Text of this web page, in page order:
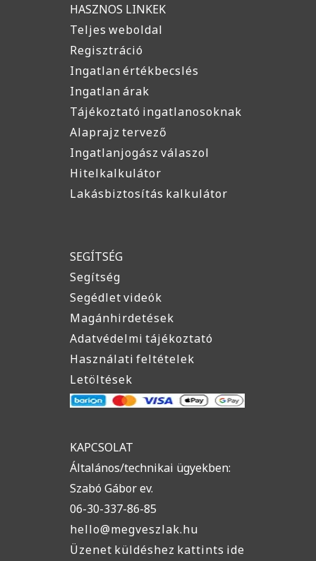
HASZNOS LINKEK
Teljes weboldal
Regisztráció
Ingatlan értékbecslés
Ingatlan árak
Tájékoztató ingatlanosoknak
Alaprajz tervező
Ingatlanjogász válaszol
Hitelkalkulátor
Lakásbiztosítás kalkulátor
SEGÍTSÉG
Segítség
Segédlet videók
Magánhirdetések
Adatvédelmi tájékoztató
Használati feltételek
Letöltések
KAPCSOLAT
Általános/technikai ügyekben:
Szabó Gábor ev.
06-30-337-86-85
hello@megveszlak.hu
Üzenet küldéshez kattints ide